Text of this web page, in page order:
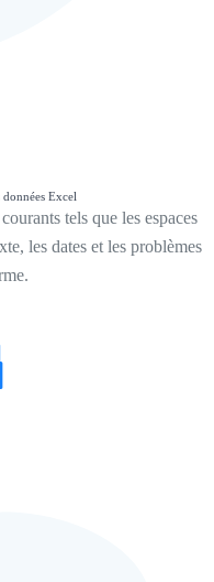
Excel
tels que les espaces
les dates et les problèmes